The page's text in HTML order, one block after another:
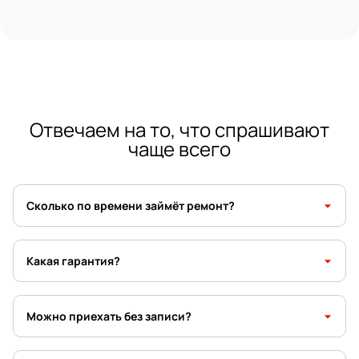
Отвечаем на то, что спрашивают
чаще всего
Сколько по времени займёт ремонт? arrow_drop_down
Какая гарантия? arrow_drop_down
Можно приехать без записи? arrow_drop_down